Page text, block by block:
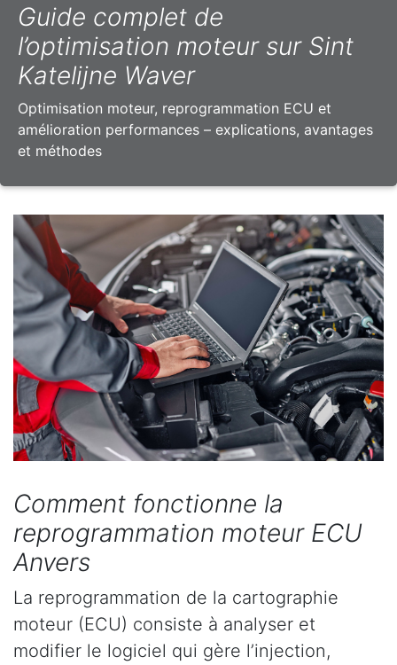
Guide complet de
l’optimisation moteur sur Sint
Katelijne Waver
Optimisation moteur, reprogrammation ECU et
amélioration performances – explications, avantages
et méthodes
Comment fonctionne la
reprogrammation moteur ECU
Anvers
La reprogrammation de la cartographie
moteur (ECU) consiste à analyser et
modifier le logiciel qui gère l’injection,